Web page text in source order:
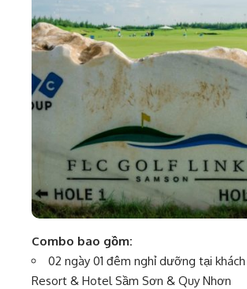
Combo bao gồm:
02 ngày 01 đêm nghỉ dưỡng tại khách
Resort & Hotel Sầm Sơn & Quy Nhơn